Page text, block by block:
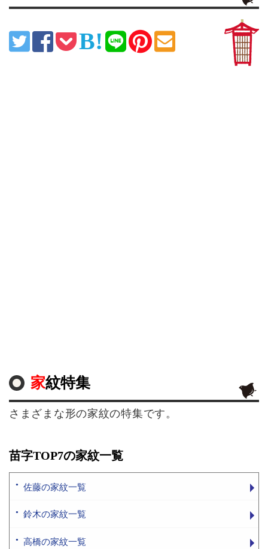
家紋特集
さまざまな形の家紋の特集です。
苗字TOP7の家紋一覧
佐藤の家紋一覧
鈴木の家紋一覧
高橋の家紋一覧